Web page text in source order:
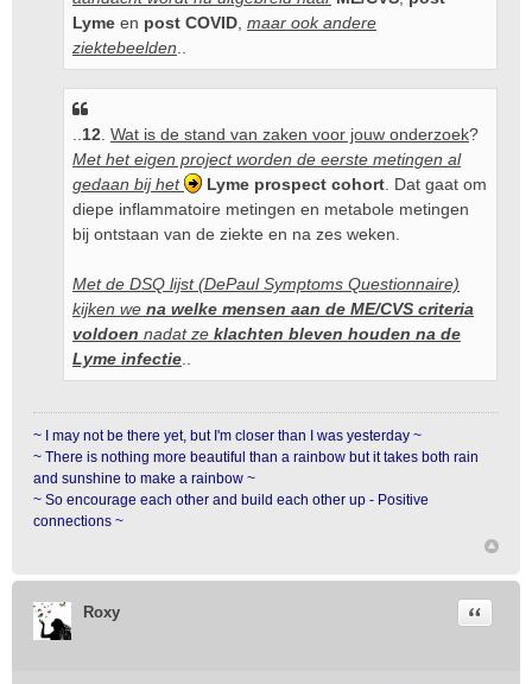
Lyme en post COVID maar ook andere
ziektebeelden
12 Wat is de stand van zaken voor jouw onderzoek?
Met het eigen project worden de eerste metingen al
gedaan bij het
Lyme prospect cohort . Dat gaat om
diepe inflammatoire metingen en metabole metingen
bij ontstaan van de ziekte en na zes weken.
Met de DSQ lijst (DePaul Symptoms Questionnaire)
kijken we na welke mensen aan de ME/CVS criteria
voldoen nadat ze klachten bleven houden na de
Lyme infectie
~ I may not be there yet, but I'm closer than I was yesterday ~
~ There is nothing more beautiful than a rainbow but it takes both rain
and sunshine to make a rainbow ~
~ So encourage each other and build each other up - Positive
connections ~
Roxy Citeer